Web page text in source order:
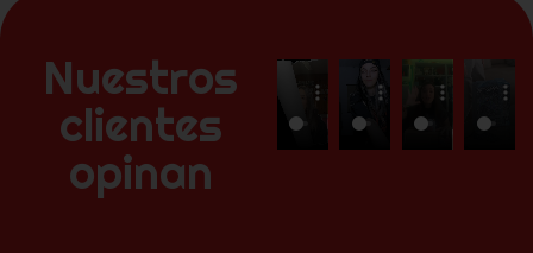
Nuestros
clientes
opinan